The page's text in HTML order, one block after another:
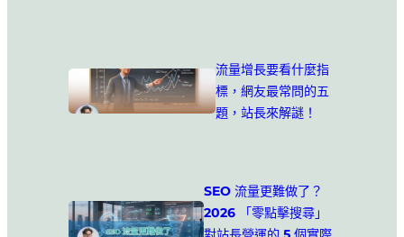
流量增長要看什麼指
標，網友最常問的五
題，站長來解謎！
SEO 流量更難做了？
2026 「零點擊搜尋」